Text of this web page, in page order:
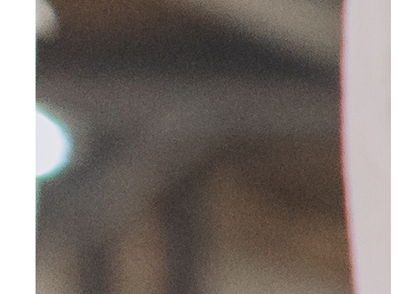
Initiativbewerbung
Für Unternehmen
Aktuelles